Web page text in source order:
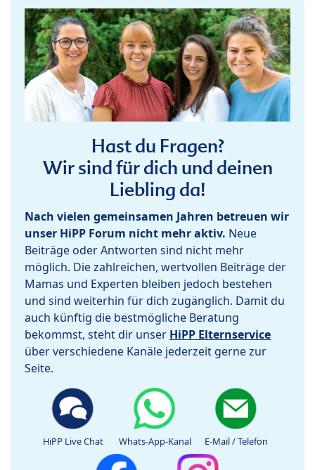
Hast du Fragen?
Wir sind für dich und deinen
Liebling da!
Nach vielen gemeinsamen Jahren betreuen wir
unser HiPP Forum nicht mehr aktiv. Neue
Beiträge oder Antworten sind nicht mehr
möglich. Die zahlreichen, wertvollen Beiträge der
Mamas und Experten bleiben jedoch bestehen
und sind weiterhin für dich zugänglich. Damit du
auch künftig die bestmögliche Beratung
bekommst, steht dir unser HiPP Elternservice
über verschiedene Kanäle jederzeit gerne zur
Seite.
HiPP Live Chat Whats-App-Kanal E-Mail / Telefon